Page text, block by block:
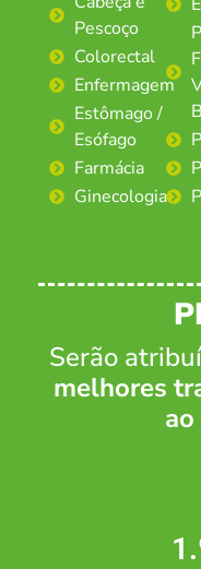
Pescoço
Colorectal
Enfermagem
Estômago /
Esófago
Farmácia
Ginecologia
Serão
melhores